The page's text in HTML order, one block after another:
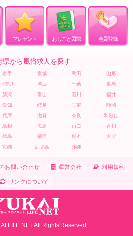
プレゼント おしごと図鑑 会員登録
県から風俗求人を探す！
岩手 宮城 秋田
山形
神奈川 埼玉 千葉
群馬
新潟 富山 石川
福井
愛知 岐阜 三重
静岡
兵庫 滋賀 奈良
和歌山
島根 広島 山口
香川
徳島 福岡 熊本
大分
宮崎 鹿児島 沖縄
お問い合わせ 運営会社 利用規約
リンクについて
LIFE NET All Rights Reserved.